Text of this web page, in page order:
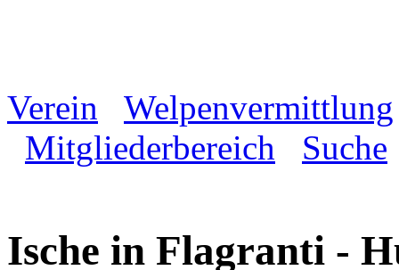
Verein
Welpenvermittlung
Mitgliederbereich
Suche
Ische in Flagranti -